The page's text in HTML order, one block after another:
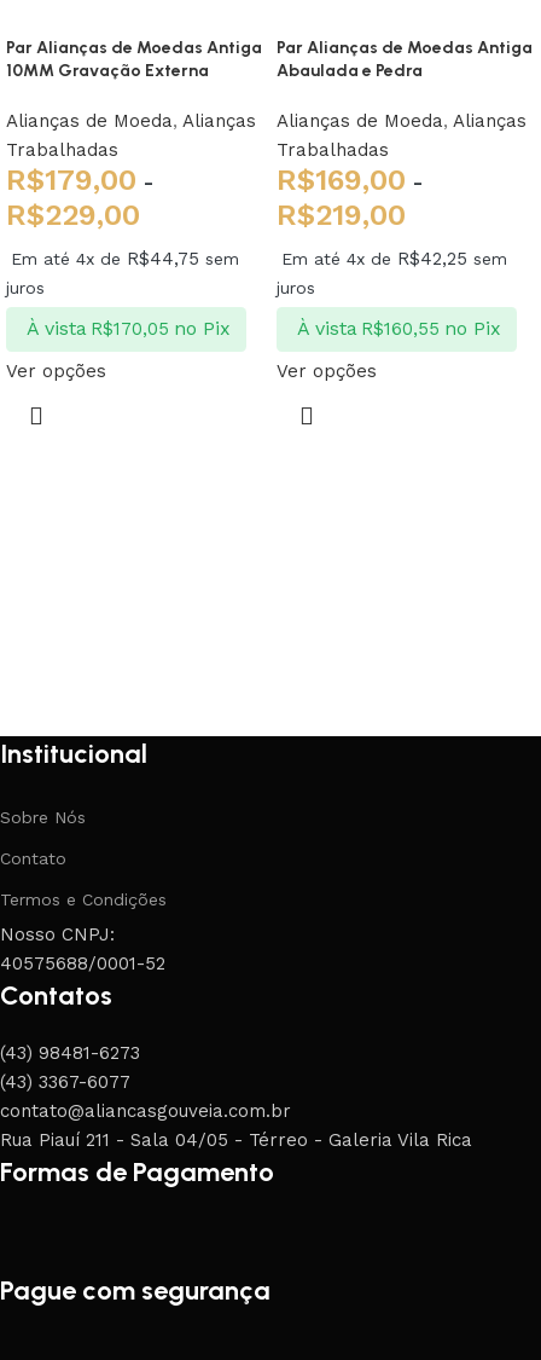
Par Alianças de Moedas Antiga
10MM Gravação Externa
Alianças de Moeda, Alianças
Trabalhadas
R$179,00 -
R$229,00
Em até 4x de R$44,75 sem
juros
À vista R$170,05 no Pix
Ver opções
Par Alianças de Moedas Antiga
Abaulada e Pedra
Alianças de Moeda, Alianças
Trabalhadas
R$169,00 -
R$219,00
Em até 4x de R$42,25 sem
juros
À vista R$160,55 no Pix
Ver opções
Institucional
Sobre Nós
Contato
Termos e Condições
Nosso CNPJ:
40575688/0001-52
Contatos
(43) 98481-6273
(43) 3367-6077
contato@aliancasgouveia.com.br
Rua Piauí 211 - Sala 04/05 - Térreo - Galeria Vila Rica
Formas de Pagamento
Pague com segurança